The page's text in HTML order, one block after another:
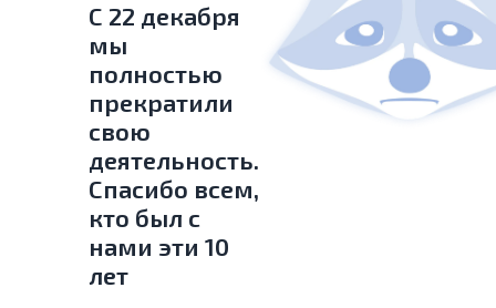
С 22 декабря
мы
полностью
прекратили
свою
деятельность.
Спасибо всем,
кто был с
нами эти 10
лет